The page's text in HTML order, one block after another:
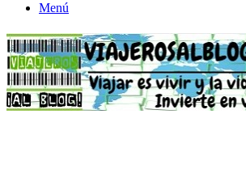
Menú